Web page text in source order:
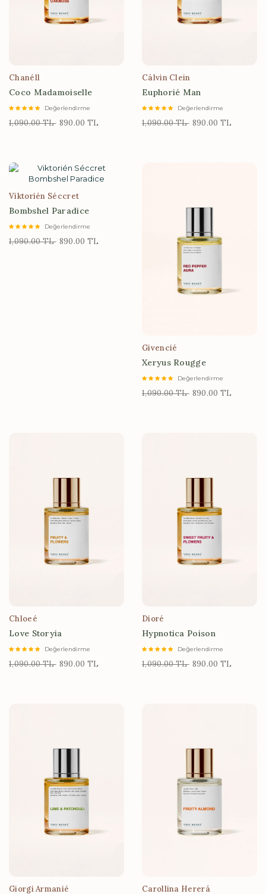
Chanéll
Coco Madamoiselle
Değerlendirme
1,090.00 TL 890.00 TL
Cálvin Clein
Euphorié Man
Değerlendirme
1,090.00 TL 890.00 TL
Viktorién Séccret
Bombshel Paradice
Değerlendirme
1,090.00 TL 890.00 TL
Givencié
Xeryus Rougge
Değerlendirme
1,090.00 TL 890.00 TL
Chloeé
Love Storyia
Değerlendirme
1,090.00 TL 890.00 TL
Dioré
Hypnotica Poison
Değerlendirme
1,090.00 TL 890.00 TL
Giorgi Armanié Carollina Hererá